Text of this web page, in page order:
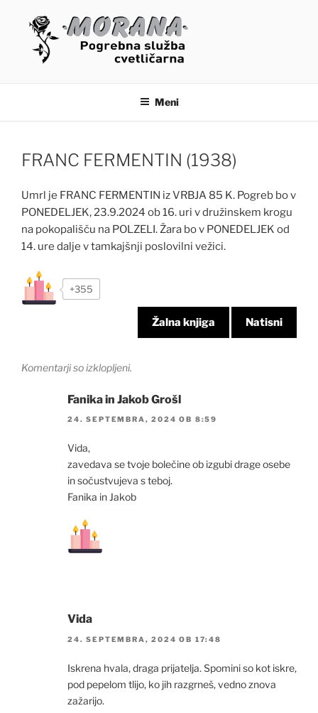
POGREBNE STORITVE
Meni
FRANC FERMENTIN (1938)
Umrl je FRANC FERMENTIN iz VRBJA 85 K. Pogreb bo v
PONEDELJEK, 23.9.2024 ob 16. uri v družinskem krogu
na pokopališču na POLZELI. Žara bo v PONEDELJEK od
14. ure dalje v tamkajšnji poslovilni vežici.
+355
Žalna knjiga Natisni
Fanika in Jakob Grošl
24. SEPTEMBRA, 2024 OB 8:59
Vida,
zavedava se tvoje bolečine ob izgubi drage osebe
in sočustvujeva s teboj.
Fanika in Jakob
Vida
24. SEPTEMBRA, 2024 OB 17:48
Iskrena hvala, draga prijatelja. Spomini so kot iskre,
pod pepelom tlijo, ko jih razgrneš, vedno znova
zažarijo.
Komentarji so izklopljeni.